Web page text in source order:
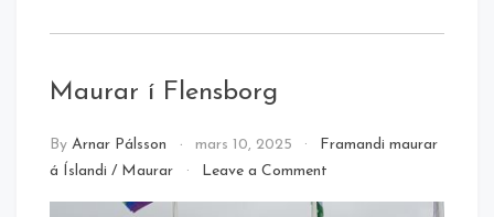
Maurar í Flensborg
By Arnar Pálsson mars 10, 2025
Framandi maurar
á Íslandi / Maurar Leave a Commenton